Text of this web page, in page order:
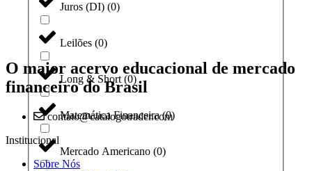
Juros (DI) (0)
Leilões (0)
Long & Short(0)
Matemática Financeira(0)
Mercado Americano (0)
O maior acervo educacional de mercado
financeiro do Brasil
contato@catalogotrader.com
Institucional
Sobre Nós